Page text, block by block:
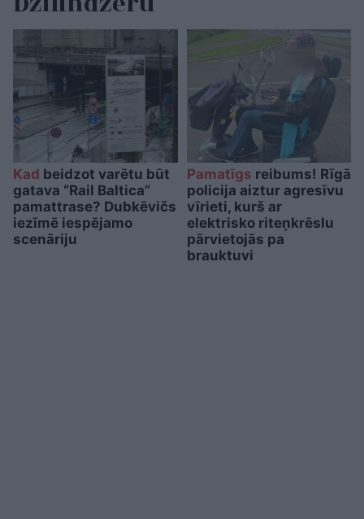
Kad beidzot varētu būt
gatava “Rail Baltica”
pamattrase? Dubkēvičs
iezīmē iespējamo
scenāriju
Pamatīgs reibums! Rīgā
policija aiztur agresīvu
vīrieti, kurš ar
elektrisko riteņkrēslu
pārvietojās pa
brauktuvi